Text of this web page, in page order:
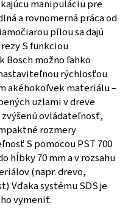
manipuláciu pre
a rovnomerná práca od
pílou sa dajú
S funkciou
možno ľahko
rýchlosťou
akéhokoľvek materiálu –
uzlami v dreve
ovládateľnosť,
rozmery
S pomocou PST 700
hĺbky 70 mm a v rozsahu
(napr. drevo,
Vďaka systému SDS je
vymeniť.